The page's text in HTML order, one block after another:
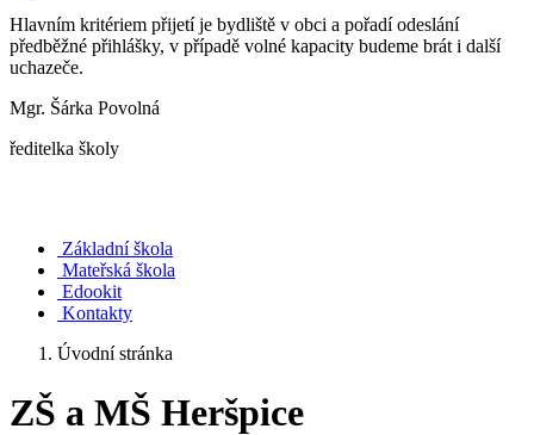
Hlavním kritériem přijetí je bydliště v obci a pořadí odeslání
předběžné přihlášky, v případě volné kapacity budeme brát i další
uchazeče.
Mgr. Šárka Povolná
ředitelka školy
Základní škola
Mateřská škola
Edookit
Kontakty
Úvodní stránka
ZŠ a MŠ Heršpice